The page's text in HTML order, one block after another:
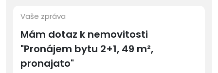
Vaše zpráva